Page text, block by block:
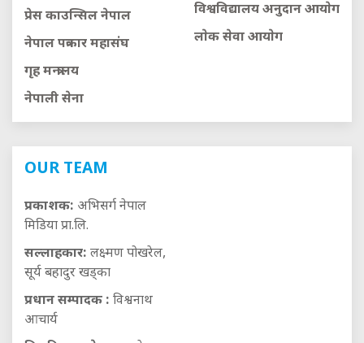
प्रेस काउन्सिल नेपाल
नेपाल पत्रकार महासंघ
गृह मन्त्रालय
नेपाली सेना
विश्वविद्यालय अनुदान आयाेग
लाेक सेवा आयाेग
OUR TEAM
प्रकाशक: अभिसर्ग नेपाल
मिडिया प्रा.लि.
सल्लाहकार: लक्ष्मण पोखरेल,
सूर्य बहादुर खड्का
प्रधान सम्पादक : विश्वनाथ
आचार्य